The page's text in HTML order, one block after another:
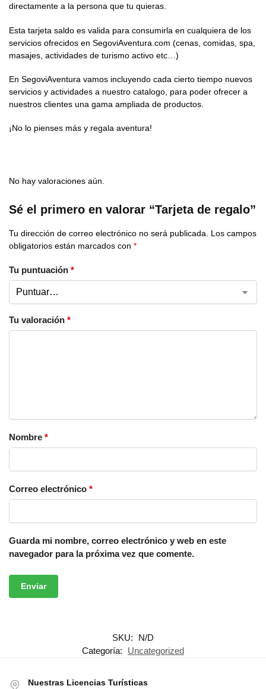
directamente a la persona que tu quieras.
Esta tarjeta saldo es valida para consumirla en cualquiera de los
servicios ofrecidos en SegoviAventura.com (cenas, comidas, spa,
masajes, actividades de turismo activo etc…)
En SegoviAventura vamos incluyendo cada cierto tiempo nuevos
servicios y actividades a nuestro catalogo, para poder ofrecer a
nuestros clientes una gama ampliada de productos.
¡No lo pienses más y regala aventura!
No hay valoraciones aún.
Sé el primero en valorar “Tarjeta de regalo”
Tu dirección de correo electrónico no será publicada.
Los campos
obligatorios están marcados con *
Tu puntuación *
Tu valoración *
Nombre *
Correo electrónico *
Guarda mi nombre, correo electrónico y web en este
navegador para la próxima vez que comente.
SKU:
N/D
Categoría:
Uncategorized
Nuestras Licencias Turísticas